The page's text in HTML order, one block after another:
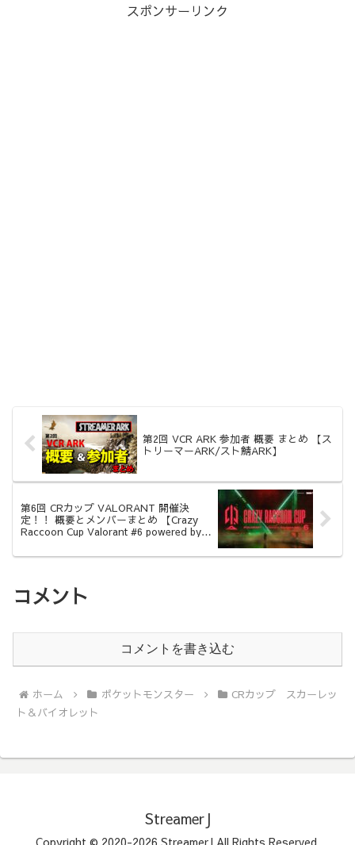
スポンサーリンク
第2回 VCR ARK 参加者 概要 まとめ 【ス
トリーマーARK/スト鯖ARK】
第6回 CRカップ VALORANT 開催決
定！！ 概要とメンバーまとめ 【Crazy
Raccoon Cup Valorant #6 powered by
コメント
コメントを書き込む
ホーム ポケットモンスター
CRカップ スカーレッ
ト＆バイオレット
StreamerJ
Copyright © 2020-2026 StreamerJ All Rights Reserved.